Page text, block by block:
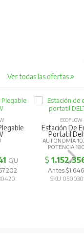
Ver todas las ofertas
C/U
ECOFLOW
Estación De
Portatil
AUTONOMÍA
POTENCIA
$
Antes
SKU